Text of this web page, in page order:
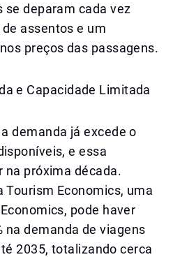
deparam cada vez
assentos e um
preços das passagens.
e Capacidade Limitada
demanda já excede o
e essa
na próxima década.
Tourism Economics, uma
pode haver
na demanda de viagens
2035, totalizando cerca